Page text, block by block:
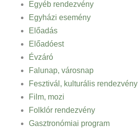
Egyéb rendezvény
Egyházi esemény
Előadás
Előadóest
Évzáró
Falunap, városnap
Fesztivál, kulturális rendezvény
Film, mozi
Folklór rendezvény
Gasztronómiai program